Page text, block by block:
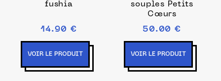
fushia
14.90 €
VOIR LE PRODUIT
souples Petits
Cœurs
50.00 €
VOIR LE PRODUIT